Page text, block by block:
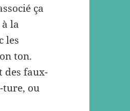
ça
la
les
ton.
des faux-
ture, ou